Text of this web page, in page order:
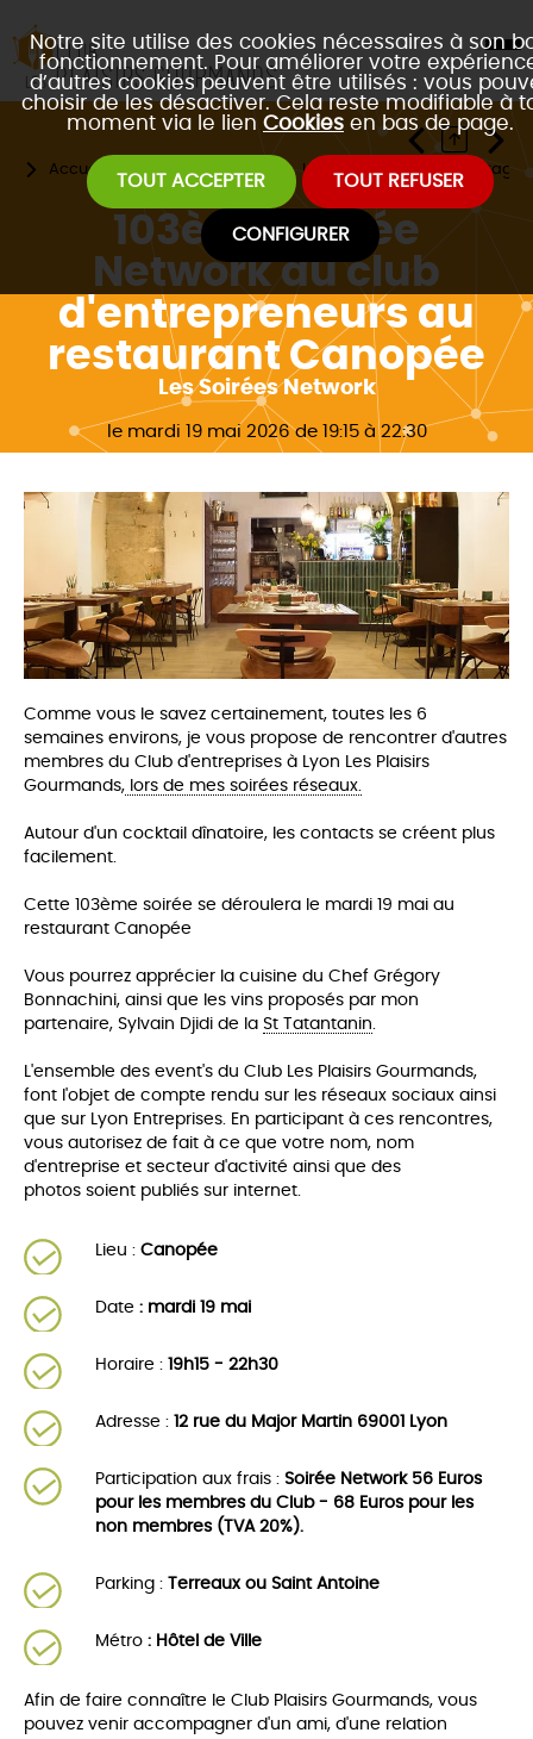
Notre site utilise des cookies nécessaires à son
fonctionnement. Pour améliorer votre
d’autres cookies peuvent être utilisés : vous
choisir de les désactiver. Cela reste modifiable à
moment via le lien Cookies en bas de page.
TOUT ACCEPTER TOUT REFUSER
CONFIGURER
Accueil Les évènements Les 4 formats de réseautage
103ème Soirée
Network du club
d'entrepreneurs au
restaurant Canopée
Les Soirées Network
le mardi 19 mai 2026 de 19:15 à 22:30
Comme vous le savez certainement, toutes les 6
semaines environs, je vous propose de rencontrer d'autres
membres du Club d'entreprises à Lyon Les Plaisirs
Gourmands, lors de mes soirées réseaux.
Autour d'un cocktail dînatoire, les contacts se créent plus
facilement.
Cette 103ème soirée se déroulera le mardi 19 mai au
restaurant Canopée
Vous pourrez apprécier la cuisine du Chef Grégory
Bonnachini, ainsi que les vins proposés par mon
partenaire, Sylvain Djidi de la St Tatantanin.
L'ensemble des event's du Club Les Plaisirs Gourmands,
font l'objet de compte rendu sur les réseaux sociaux ainsi
que sur Lyon Entreprises. En participant à ces rencontres,
vous autorisez de fait à ce que votre nom, nom
d'entreprise et secteur d'activité ainsi que des
photos soient publiés sur internet.
Lieu : Canopée
Date : mardi 19 mai
Horaire : 19h15 - 22h30
Adresse : 12 rue du Major Martin 69001 Lyon
Participation aux frais : Soirée Network 56 Euros
pour les membres du Club - 68 Euros pour les
non membres (TVA 20%).
Parking : Terreaux ou Saint Antoine
Métro : Hôtel de Ville
Afin de faire connaître le Club Plaisirs Gourmands, vous
pouvez venir accompagner d'un ami, d'une relation